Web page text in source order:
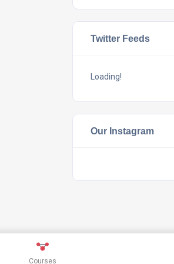
Twitter Feeds
Loading!
Our Instagram
Courses